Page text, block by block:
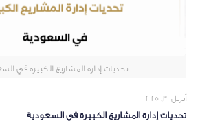
تحديات إدارة المشاريع الكبيرة في
أبريل 30, 2025
تحديات إدارة المشاريع الكبيرة في السعودية